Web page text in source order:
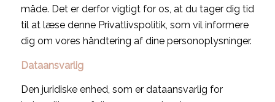
måde. Det er derfor vigtigt for os, at du tager dig tid
til at læse denne Privatlivspolitik, som vil informere
dig om vores håndtering af dine personoplysninger.
Dataansvarlig
Den juridiske enhed, som er dataansvarlig for